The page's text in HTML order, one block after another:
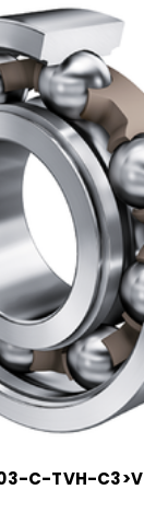
C-TVH-C3>V